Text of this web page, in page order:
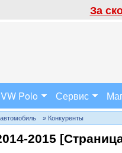
За
VW Polo Сервис
» Конкуренты
2015